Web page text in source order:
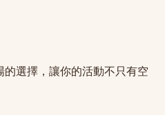
選擇，讓你的活動不只有空